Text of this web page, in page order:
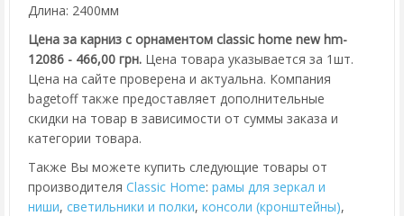
Длина: 2400мм
Цена за карниз с орнаментом classic home new hm-
12086 - 466,00 грн. Цена товара указывается за 1шт.
Цена на сайте проверена и актуальна. Компания
bagetoff также предоставляет дополнительные
скидки на товар в зависимости от суммы заказа и
категории товара.
Также Вы можете купить следующие товары от
производителя Classic Home: рамы для зеркал и
ниши, cветильники и полки, консоли (кронштейны),